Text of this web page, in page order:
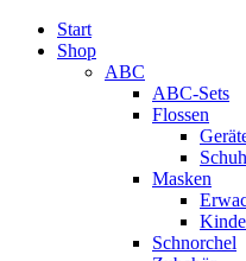
Start
Shop
ABC
ABC-Sets
Flossen
Masken
Schnorchel